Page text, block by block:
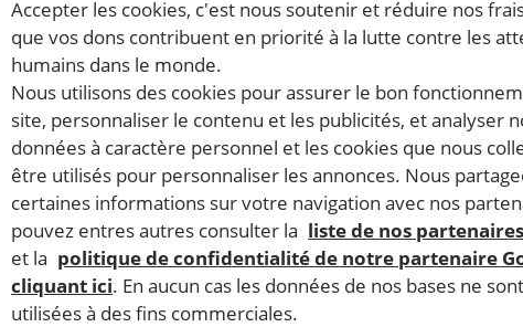
Accepter les cookies, c'est nous soutenir et réduire nos
que vos dons contribuent en priorité à la lutte contre les
humains dans le monde.
Nous utilisons des cookies pour assurer le bon
site, personnaliser le contenu et les publicités, et analyser
données à caractère personnel et les cookies que nous
être utilisés pour personnaliser les annonces. Nous
certaines informations sur votre navigation avec nos
pouvez entres autres consulter la liste de nos
et la politique de confidentialité de notre partenaire
cliquant ici. En aucun cas les données de nos bases ne
utilisées à des fins commerciales.